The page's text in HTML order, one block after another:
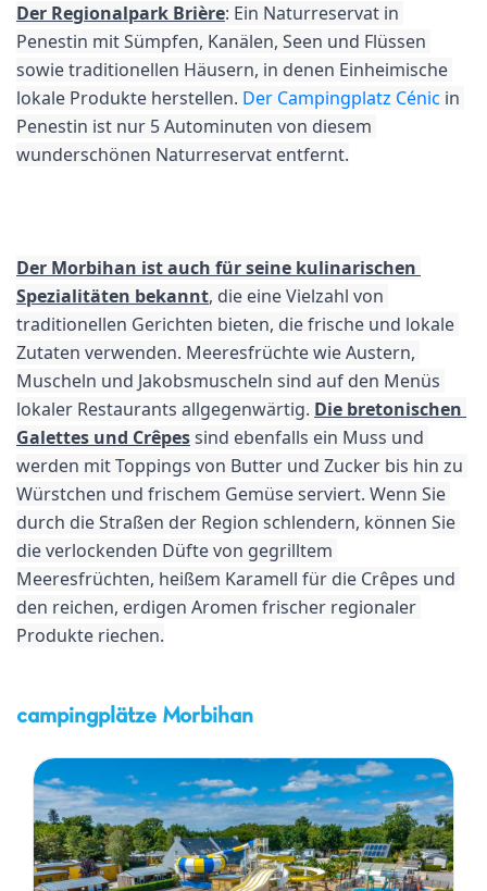
Der Regionalpark Brière: Ein Naturreservat in
Penestin mit Sümpfen, Kanälen, Seen und Flüssen
sowie traditionellen Häusern, in denen Einheimische
lokale Produkte herstellen. Der Campingplatz Cénic in
Penestin ist nur 5 Autominuten von diesem
wunderschönen Naturreservat entfernt.
Der Morbihan ist auch für seine kulinarischen
Spezialitäten bekannt, die eine Vielzahl von
traditionellen Gerichten bieten, die frische und lokale
Zutaten verwenden. Meeresfrüchte wie Austern,
Muscheln und Jakobsmuscheln sind auf den Menüs
lokaler Restaurants allgegenwärtig. Die bretonischen
Galettes und Crêpes sind ebenfalls ein Muss und
werden mit Toppings von Butter und Zucker bis hin zu
Würstchen und frischem Gemüse serviert. Wenn Sie
durch die Straßen der Region schlendern, können Sie
die verlockenden Düfte von gegrilltem
Meeresfrüchten, heißem Karamell für die Crêpes und
den reichen, erdigen Aromen frischer regionaler
Produkte riechen.
campingplätze Morbihan